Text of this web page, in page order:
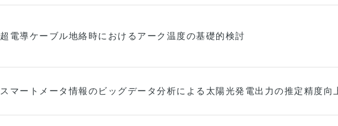
超電導ケーブル地絡時におけるアーク温度の基礎的検討
スマートメータ情報のビッグデータ分析による太陽光発電出力の推定精度向